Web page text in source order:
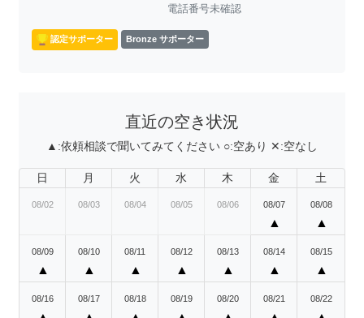
電話番号未確認
認定サポーター Bronze サポーター
直近の空き状況
▲:依頼相談で聞いてみてください ○:空あり ✕:空なし
日 月 火 水 木 金 土
08/02 08/03 08/04 08/05 08/06 08/07
▲
08/08
▲
08/09
▲
08/10
▲
08/11
▲
08/12
▲
08/13
▲
08/14
▲
08/15
▲
08/16 08/17 08/18 08/19 08/20 08/21 08/22